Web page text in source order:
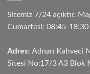
Sitemiz 7/24 açıktır.
Cumartesi: 08:45-18:30
Adres: Adnan Kahveci
Sitesi No:17/3 A3 Blok